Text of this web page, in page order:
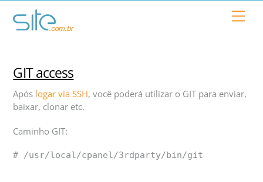
content
GIT access
Após logar via SSH, você poderá utilizar o GIT para enviar,
baixar, clonar etc.
Caminho GIT:
# /usr/local/cpanel/3rdparty/bin/git